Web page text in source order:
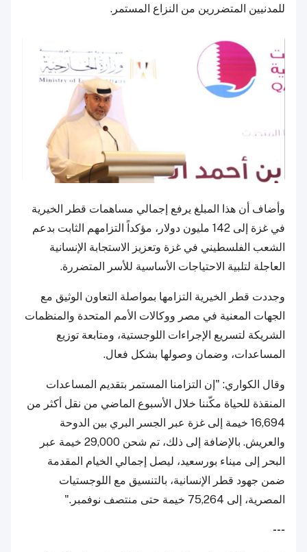
للمدنيين المتضررين من النزاع المستمر.
وأضاف أن هذا المبلغ يرفع إجمالي مساهمات قطر الخيرية
في غزة إلى 142 مليون دولار، مؤكداً التزامهم الثابت بدعم
الشعب الفلسطيني في غزة وتعزيز الاستجابة الإنسانية
العاجلة لتلبية الاحتياجات الأساسية للأسر المتضررة.
وجددت قطر الخيرية التزامها بمواصلة التعاون الوثيق مع
الجهات المعنية في مصر ووكالات الأمم المتحدة والمنظمات
الشريكة لتسريع الإجراءات اللوجستية، ومتابعة توزيع
المساعدات، وضمان وصولها بشكل فعال.
وقال الكواري: "إن التزامنا المستمر بتقديم المساعدات
المنقذة للحياة مكّننا خلال الأسبوع الماضي من نقل أكثر من
16,694 خيمة إلى غزة عبر الجسر البري بين الدوحة
والعريش. بالإضافة إلى ذلك، تم شحن 29,000 خيمة عبر
البحر إلى ميناء بورسعيد، ليصل إجمالي الخيام المقدمة
ضمن جهود قطر الإنسانية، بالتنسيق مع اللوجستيات
المصرية، إلى 75,264 خيمة حتى منتصف نوفمبر."
---